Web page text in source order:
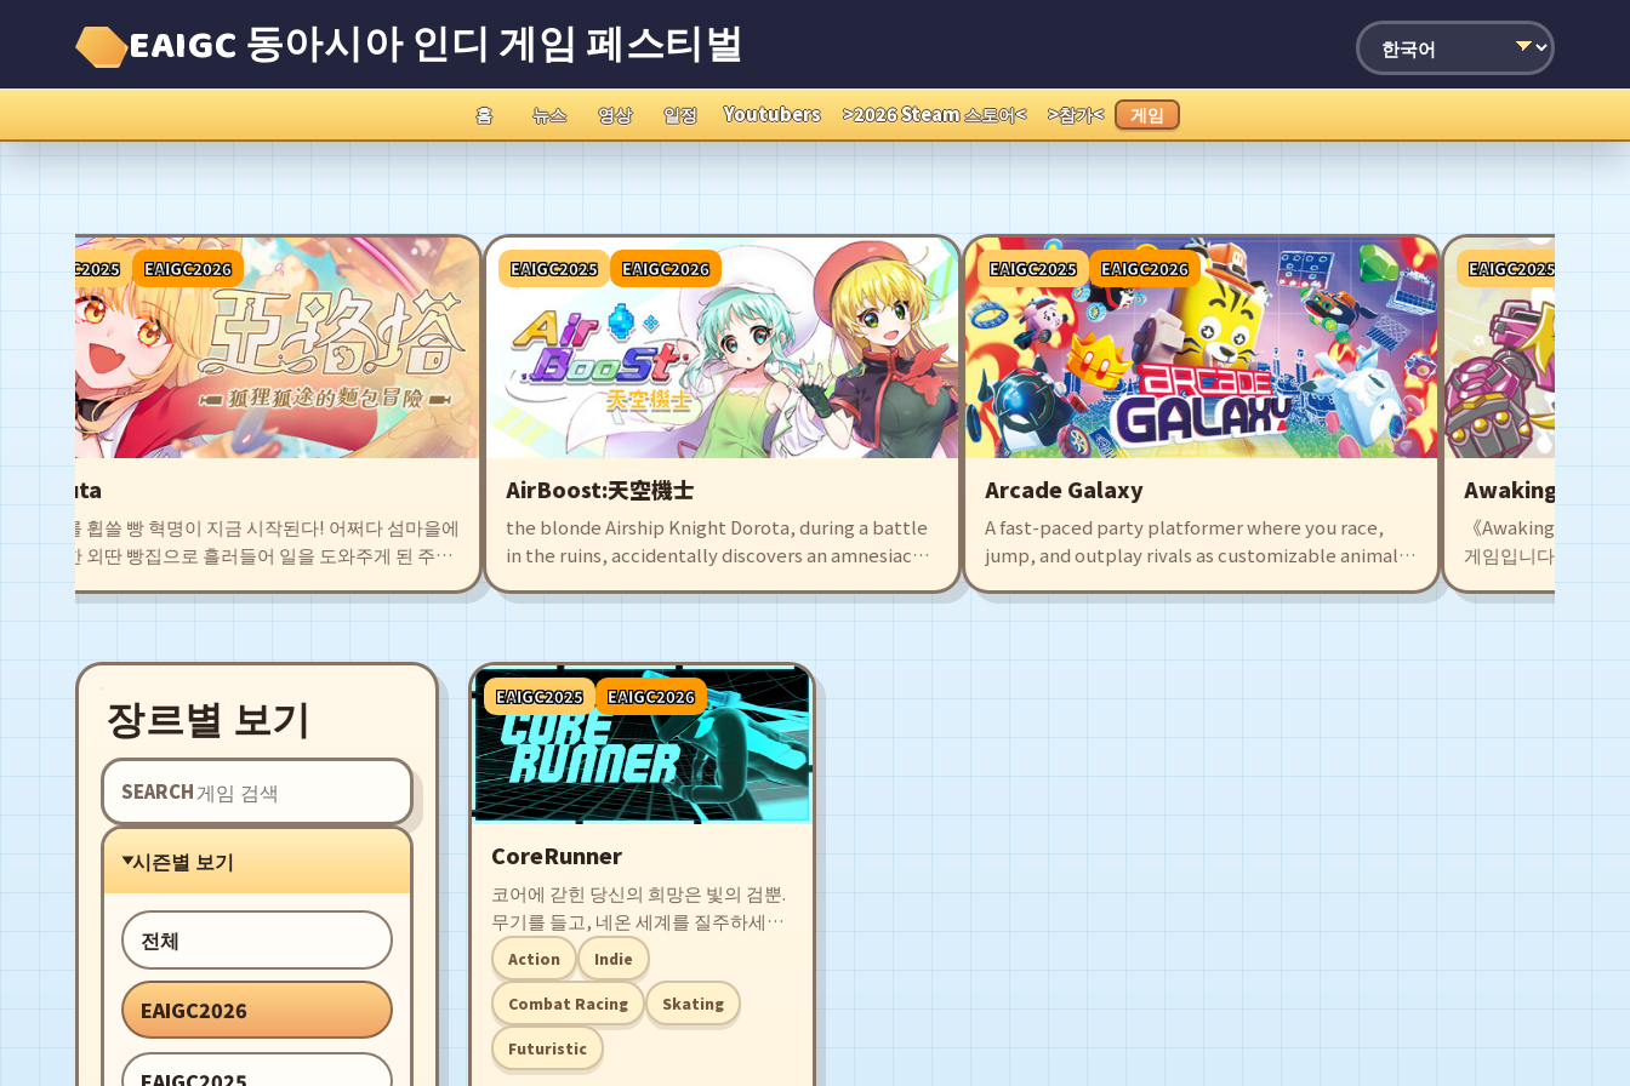
EAIGC 동아시아 인디 게임 페스티벌
홈 뉴스 영상 일정 Youtubers >2026 Steam 스토어< >참가< 게임
EAIGC2025 EAIGC2026
Aeruta
세계를 휩쓸 빵 혁명이 지금 시작된다! 어쩌다 섬마을에
위치한 외딴 빵집으로 흘러들어 일을 도와주게 된 주인
를 개발하고 저마다의 개성을 지닌 동료들과 함께 시설
터 예전의 영광을 되찾자!
EAIGC2025 EAIGC2026
AirBoost:天空機士
the blonde Airship Knight Dorota, during a battle
in the ruins, accidentally discovers an amnesiac
girl, Agate. This also draws the attention of sky
pirates, leading to fierce battles. The game offers
companions who will fight alongside you!
EAIGC2025 EAIGC2026
Arcade Galaxy
A fast-paced party platformer where you race,
jump, and outplay rivals as customizable animal
Cubs. Create and share your own levels with an
intuitive editor, or tackle hundreds of player-
EAIGC2025
Awaking Beauty
《Awaking Beauty》
게임입니다. 몽유 메
터빈을 가동하고 합체
계를 구하세요!
장르별 보기
SEARCH
시즌별 보기
전체
EAIGC2026
EAIGC2025 EAIGC2026
CoreRunner
코어에 갇힌 당신의 희망은 빛의 검뿐.
무기를 들고, 네온 세계를 질주하세요.
사운드트랙에 맞춰 펼쳐지는 복고풍
탈출 전투가 시작됩니다.
Action Indie
Combat Racing Skating
Futuristic